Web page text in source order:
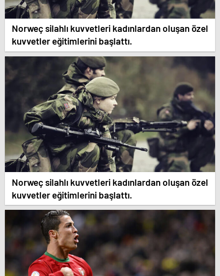
Norweç silahlı kuvvetleri kadınlardan oluşan özel
kuvvetler eğitimlerini başlattı.
Norweç silahlı kuvvetleri kadınlardan oluşan özel
kuvvetler eğitimlerini başlattı.